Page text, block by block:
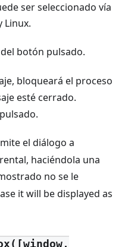
ser seleccionado vía
Linux.
botón pulsado.
bloqueará el proceso
esté cerrado.
el diálogo a
haciéndola una
no se le
it will be displayed as